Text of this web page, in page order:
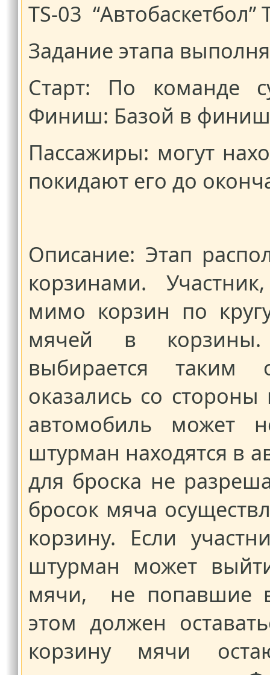
TS-03
Задание этапа
Старт: По команде
Финиш: Базой в
Пассажиры: могут
покидают его до
Описание: Этап
корзинами.
мимо корзин по
мячей в корзины.
выбирается таким
оказались со
автомобиль может
штурман находятся в
для броска не
бросок мяча
корзину. Если
штурман может
мячи, не попавшие
этом должен
корзину мячи